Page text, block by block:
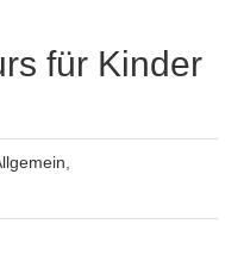
für Kinder
,